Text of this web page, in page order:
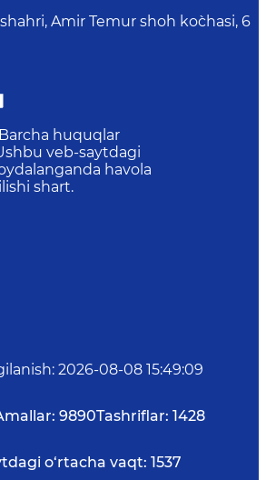
Amir Temur shoh ko`chasi, 6
Barcha huquqlar
veb-saytdagi
havola
shart.
: 2026-08-08 15:49:09
9890Tashriflar: 1428
o‘rtacha vaqt: 1537